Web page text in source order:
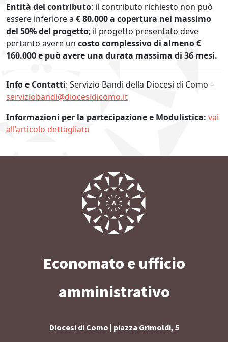
Entità del contributo: il contributo richiesto non può
essere inferiore a € 80.000a copertura nel massimo
del 50% del progetto; il progetto presentato deve
pertanto avere un costocomplessivo di almeno €
160.000 e può avere una durata massima di 36 mesi.
Info e Contatti: Servizio Bandi della Diocesi di Como –
serviziobandi@diocesidicomo.it
Informazioni per la partecipazione e Modulistica: vai
all’articolo dettagliato
Economato e ufficio
amministrativo
Diocesi di Como | piazza Grimoldi, 5